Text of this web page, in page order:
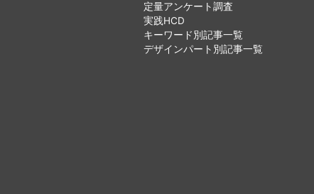
定量アンケート調査
実践HCD
キーワード別記事一覧
デザインパート別記事一覧